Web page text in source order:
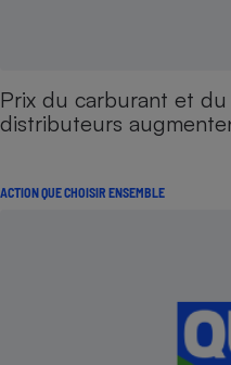
Prix du carburant et
distributeurs
ACTION QUE CHOISIR ENSEMBLE